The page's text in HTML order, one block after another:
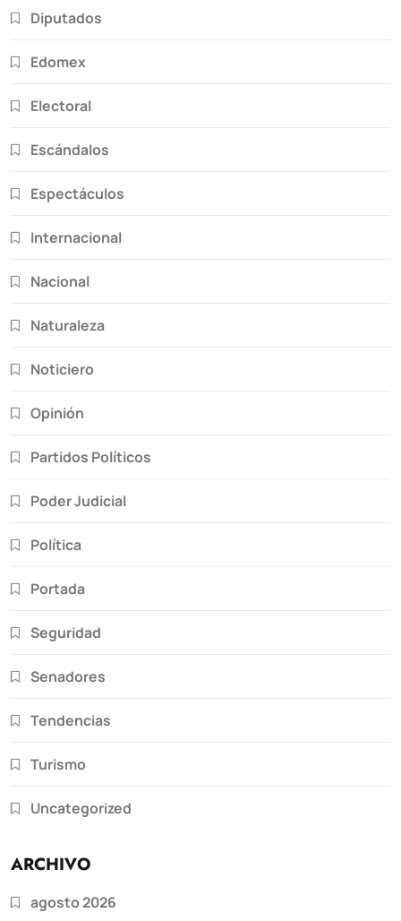
Diputados
Edomex
Electoral
Escándalos
Espectáculos
Internacional
Nacional
Naturaleza
Noticiero
Opinión
Partidos Políticos
Poder Judicial
Política
Portada
Seguridad
Senadores
Tendencias
Turismo
Uncategorized
ARCHIVO
agosto 2026